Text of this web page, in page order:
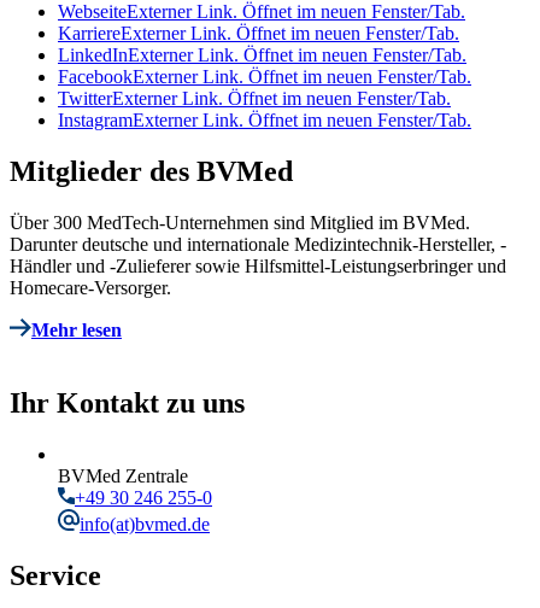
WebseiteExterner Link. Öffnet im neuen Fenster/Tab.
KarriereExterner Link. Öffnet im neuen Fenster/Tab.
LinkedInExterner Link. Öffnet im neuen Fenster/Tab.
FacebookExterner Link. Öffnet im neuen Fenster/Tab.
TwitterExterner Link. Öffnet im neuen Fenster/Tab.
InstagramExterner Link. Öffnet im neuen Fenster/Tab.
Mitglieder des BVMed
Über 300 MedTech-Unternehmen sind Mitglied im BVMed.
Darunter deutsche und internationale Medizintechnik-Hersteller, -
Händler und -Zulieferer sowie Hilfsmittel-Leistungserbringer und
Homecare-Versorger.
Mehr lesen
Ihr Kontakt zu uns
BVMed Zentrale
+49 30 246 255-0
info(at)bvmed.de
Service